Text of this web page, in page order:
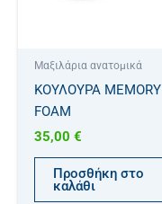
Μαξιλάρια ανατομικά
ΚΟΥΛΟΥΡΑ MEMORY
FOAM
35,00 €
Προσθήκη στο
καλάθι